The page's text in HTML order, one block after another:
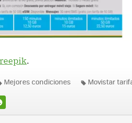
.
Mejores condiciones Movistar